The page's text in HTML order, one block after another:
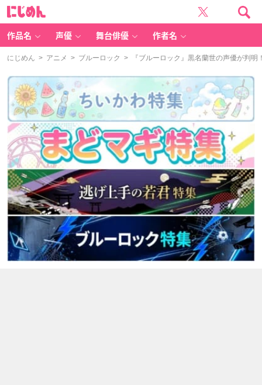
作品名 声優 舞台俳優 作者名
にじめん > アニメ > ブルーロック > 『ブルーロック』黒名蘭世の声優が判明